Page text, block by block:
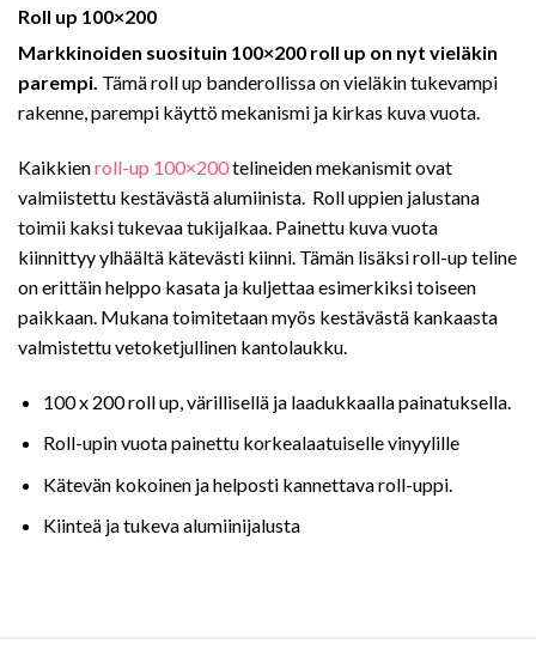
Roll up 100×200
Markkinoiden suosituin 100×200 roll up on nyt vieläkin
parempi. Tämä roll up banderollissa on vieläkin tukevampi
rakenne, parempi käyttö mekanismi ja kirkas kuva vuota.
Kaikkienroll-up 100×200telineiden mekanismit ovat
valmiistettu kestävästä alumiinista. Roll uppien jalustana
toimii kaksi tukevaa tukijalkaa. Painettu kuva vuota
kiinnittyy ylhäältä kätevästi kiinni. Tämän lisäksi roll-up teline
on erittäin helppo kasata ja kuljettaa esimerkiksi toiseen
paikkaan. Mukana toimitetaan myös kestävästä kankaasta
valmistettu vetoketjullinen kantolaukku.
100 x 200 roll up, värillisellä ja laadukkaalla painatuksella.
Roll-upin vuota painettu korkealaatuiselle vinyylille
Kätevän kokoinen ja helposti kannettava roll-uppi.
Kiinteä ja tukeva alumiinijalusta